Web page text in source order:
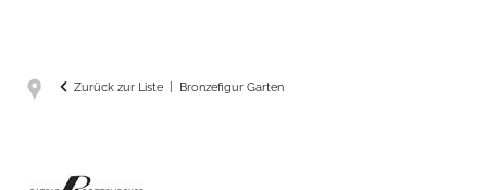
Zurück zur Liste Bronzefigur Garten